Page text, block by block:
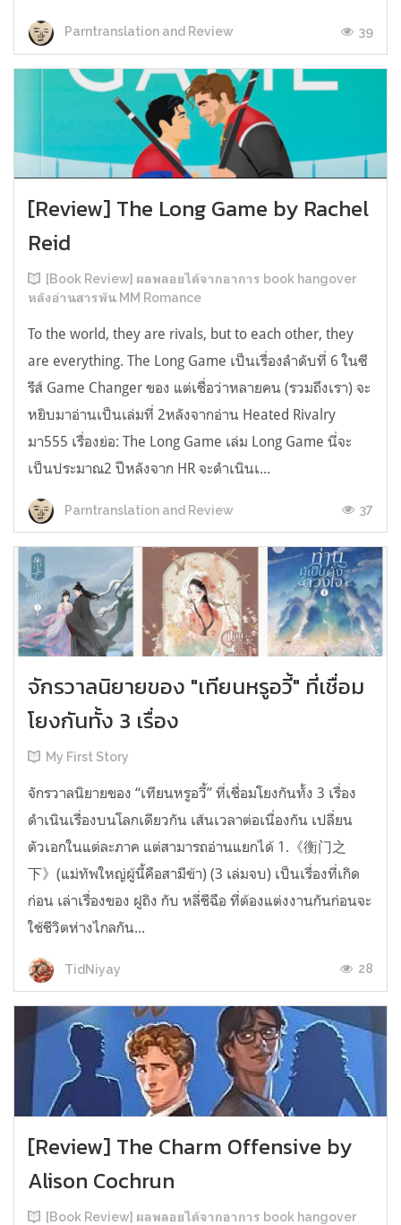
Parntranslation and Review 39
[Review] The Long Game by Rachel
Reid
[Book Review] ผลพลอยได้จากอาการ book hangover
หลังอ่านสารพัน MM Romance
To the world, they are rivals, but to each other, they
are everything. The Long Game เป็นเรื่องลำดับที่ 6 ในซี
รีส์ Game Changer ของ แต่เชื่อว่าหลายคน (รวมถึงเรา) จะ
หยิบมาอ่านเป็นเล่มที่ 2หลังจากอ่าน Heated Rivalry
มา555 เรื่องย่อ: The Long Game เล่ม Long Game นี่จะ
เป็นประมาณ2 ปีหลังจาก HR จะดำเนินเ...
Parntranslation and Review 37
จักรวาลนิยายของ "เทียนหรูอวี้" ที่เชื่อม
โยงกันทั้ง 3 เรื่อง
My First Story
จักรวาลนิยายของ “เทียนหรูอวี้” ที่เชื่อมโยงกันทั้ง 3 เรื่อง
ดำเนินเรื่องบนโลกเดียวกัน เส้นเวลาต่อเนื่องกัน เปลี่ยน
ตัวเอกในแต่ละภาค แต่สามารถอ่านแยกได้ 1.《衡门之
下》(แม่ทัพใหญ่ผู้นี้คือสามีข้า) (3 เล่มจบ) เป็นเรื่องที่เกิด
ก่อน เล่าเรื่องของ ฝูถิง กับ หลี่ชีฉือ ที่ต้องแต่งงานกันก่อนจะ
ใช้ชีวิตห่างไกลกัน...
TidNiyay 28
[Review] The Charm Offensive by
Alison Cochrun
[Book Review] ผลพลอยได้จากอาการ book hangover